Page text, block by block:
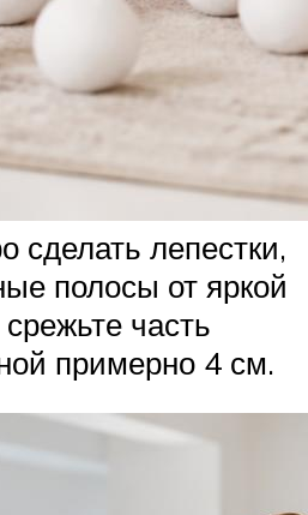
сделать лепестки,
полосы от яркой
часть
примерно 4 см.